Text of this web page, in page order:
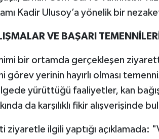
Kadir Ulusoy’a yönelik bir
VE BAŞARI TEMENNİLERİ
bir ortamda gerçekleşen
görev yerinin hayırlı olması
yürüttüğü faaliyetler, kan
da karşılıklı fikir alışverişinde
ziyaretle ilgili yaptığı açıklamada: